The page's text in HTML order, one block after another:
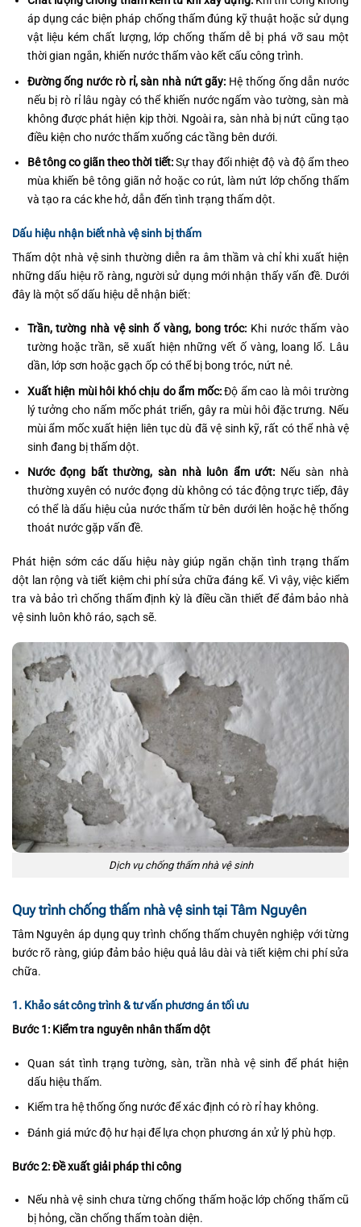
áp dụng các biện pháp chống thấm đúng kỹ thuật hoặc sử dụng
vật liệu kém chất lượng, lớp chống thấm dễ bị phá vỡ sau một
thời gian ngắn, khiến nước thấm vào kết cấu công trình.
Đường ống nước rò rỉ, sàn nhà nứt gãy: Hệ thống ống dẫn nước
nếu bị rò rỉ lâu ngày có thể khiến nước ngấm vào tường, sàn mà
không được phát hiện kịp thời. Ngoài ra, sàn nhà bị nứt cũng tạo
điều kiện cho nước thấm xuống các tầng bên dưới.
Bê tông co giãn theo thời tiết:Sự thay đổi nhiệt độ và độ ẩm theo
mùa khiến bê tông giãn nở hoặc co rút, làm nứt lớp chống thấm
và tạo ra các khe hở, dẫn đến tình trạng thấm dột.
Dấu hiệu nhận biết nhà vệ sinh bị thấm
Thấm dột nhà vệ sinh thường diễn ra âm thầm và chỉ khi xuất hiện
những dấu hiệu rõ ràng, người sử dụng mới nhận thấy vấn đề. Dưới
đây là một số dấu hiệu dễ nhận biết:
Trần, tường nhà vệ sinh ố vàng, bong tróc: Khi nước thấm vào
tường hoặc trần, sẽ xuất hiện những vết ố vàng, loang lổ. Lâu
dần, lớp sơn hoặc gạch ốp có thể bị bong tróc, nứt nẻ.
Xuất hiện mùi hôi khó chịu do ẩm mốc:Độ ẩm cao là môi trường
lý tưởng cho nấm mốc phát triển, gây ra mùi hôi đặc trưng. Nếu
mùi ẩm mốc xuất hiện liên tục dù đã vệ sinh kỹ, rất có thể nhà vệ
sinh đang bị thấm dột.
Nước đọng bất thường, sàn nhà luôn ẩm ướt: Nếu sàn nhà
thường xuyên có nước đọng dù không có tác động trực tiếp, đây
có thể là dấu hiệu của nước thấm từ bên dưới lên hoặc hệ thống
thoát nước gặp vấn đề.
Phát hiện sớm các dấu hiệu này giúp ngăn chặn tình trạng thấm
dột lan rộng và tiết kiệm chi phí sửa chữa đáng kể. Vì vậy, việc kiểm
tra và bảo trì chống thấm định kỳ là điều cần thiết để đảm bảo nhà
vệ sinh luôn khô ráo, sạch sẽ.
Dịch vụ chống thấm nhà vệ sinh
Quy trình chống thấm nhà vệ sinh tại Tâm Nguyên
Tâm Nguyên áp dụng quy trình chống thấm chuyên nghiệp với từng
bước rõ ràng, giúp đảm bảo hiệu quả lâu dài và tiết kiệm chi phí sửa
chữa.
1. Khảo sát công trình & tư vấn phương án tối ưu
Bước 1: Kiểm tra nguyên nhân thấm dột
Quan sát tình trạng tường, sàn, trần nhà vệ sinh để phát hiện
dấu hiệu thấm.
Kiểm tra hệ thống ống nước để xác định có rò rỉ hay không.
Đánh giá mức độ hư hại để lựa chọn phương án xử lý phù hợp.
Bước 2: Đề xuất giải pháp thi công
Nếu nhà vệ sinh chưa từng chống thấm hoặc lớp chống thấm cũ
bị hỏng, cần chống thấm toàn diện.